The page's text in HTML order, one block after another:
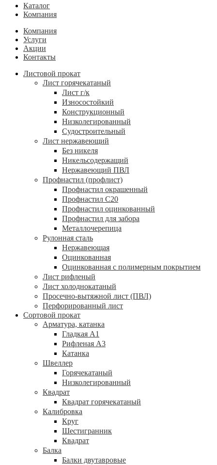
Каталог
Компания
Компания
Услуги
Акции
Контакты
Листовой прокат
Лист горячекатаный
Лист г/к
Износостойкий
Конструкционный
Низколегированный
Судостроительный
Лист нержавеющий
Без никеля
Никельсодержащий
Нержавеющий ПВЛ
Профнастил (профлист)
Профнастил окрашенный
Профнастил С20
Профнастил оцинкованный
Профнастил для забора
Металлочерепица
Рулонная сталь
Нержавеющая
Оцинкованная
Оцинкованная с полимерным покрытием
Лист рифленый
Лист холоднокатаный
Просечно-вытяжной лист (ПВЛ)
Перфорированный лист
Сортовой прокат
Арматура, катанка
Гладкая А1
Рифленая А3
Катанка
Швеллер
Горячекатаный
Низколегированный
Квадрат
Квадрат горячекатаный
Калибровка
Круг
Шестигранник
Квадрат
Балка
Балки двутавровые